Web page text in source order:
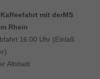
mit derMS
Rhein
16.00 Uhr (Einlaß
Altstadt